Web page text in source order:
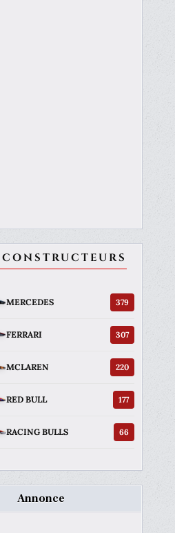
MERCEDES 379
FERRARI 307
MCLAREN 220
RED BULL 177
RACING BULLS 66
Annonce